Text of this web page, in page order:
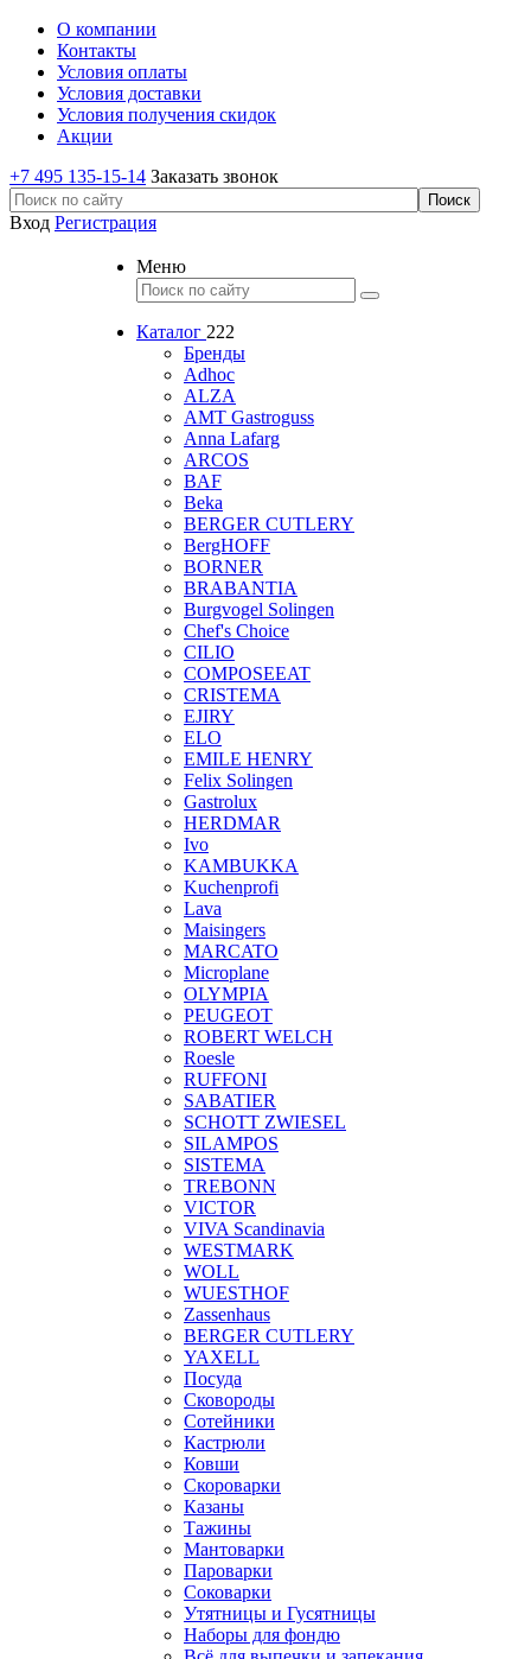
О компании
Контакты
Условия оплаты
Условия доставки
Условия получения скидок
Акции
+7 495 135-15-14 Заказать звонок
Вход Регистрация
Меню
Каталог 222
Бренды
Adhoc
ALZA
AMT Gastroguss
Anna Lafarg
ARCOS
BAF
Beka
BERGER CUTLERY
BergHOFF
BORNER
BRABANTIA
Burgvogel Solingen
Chef's Choice
CILIO
COMPOSEEAT
CRISTEMA
EJIRY
ELO
EMILE HENRY
Felix Solingen
Gastrolux
HERDMAR
Ivo
KAMBUKKA
Kuchenprofi
Lava
Maisingers
MARCATO
Microplane
OLYMPIA
PEUGEOT
ROBERT WELCH
Roesle
RUFFONI
SABATIER
SCHOTT ZWIESEL
SILAMPOS
SISTEMA
TREBONN
VICTOR
VIVA Scandinavia
WESTMARK
WOLL
WUESTHOF
Zassenhaus
BERGER CUTLERY
YAXELL
Посуда
Сковороды
Сотейники
Кастрюли
Ковши
Скороварки
Казаны
Тажины
Мантоварки
Пароварки
Соковарки
Утятницы и Гусятницы
Наборы для фондю